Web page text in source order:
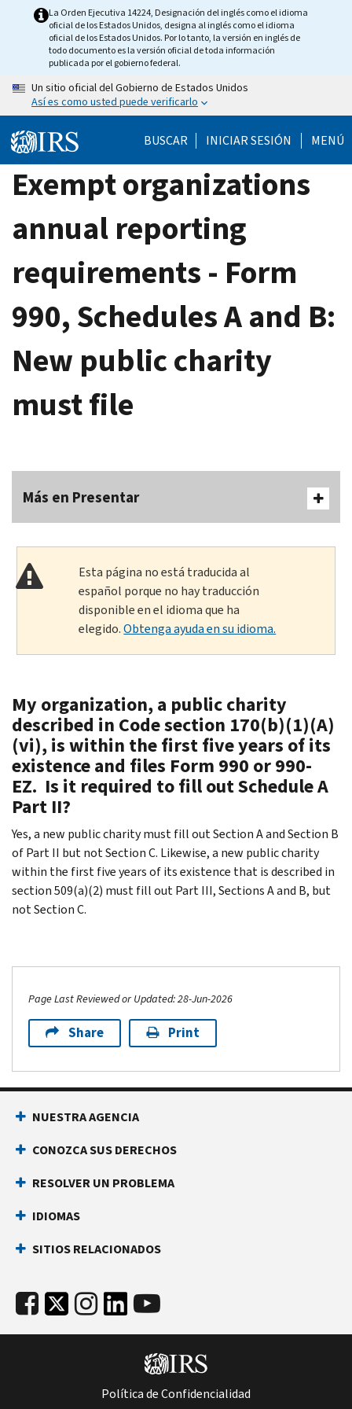
La Orden Ejecutiva 14224, Designación del inglés como el idioma
oficial de los Estados Unidos, designa al inglés como el idioma
oficial de los Estados Unidos. Por lo tanto, la versión en inglés de
todo documento es la versión oficial de toda información
publicada por el gobierno federal.
Un sitio oficial del Gobierno de Estados Unidos
Así es como usted puede verificarlo
BUSCAR INICIAR SESIÓN MENÚ
Exempt organizations
annual reporting
requirements - Form
990, Schedules A and B:
New public charity
must file
Más en Presentar
Esta página no está traducida al
español porque no hay traducción
disponible en el idioma que ha
elegido.Obtenga ayuda en su idioma.
My organization, a public charity
described in Code section 170(b)(1)(A)
(vi), is within the first five years of its
existence and files Form 990 or 990-
EZ. Is it required to fill out Schedule A
Part II?
Yes, a new public charity must fill out Section A and Section B
of Part II but not Section C. Likewise, a new public charity
within the first five years of its existence that is described in
section 509(a)(2) must fill out Part III, Sections A and B, but
not Section C.
Page Last Reviewed or Updated: 28-Jun-2026
Share Print
NUESTRA AGENCIA
CONOZCA SUS DERECHOS
RESOLVER UN PROBLEMA
IDIOMAS
SITIOS RELACIONADOS
Política de Confidencialidad